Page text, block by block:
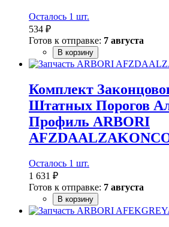
Осталось 1 шт.
534 ₽
Готов к отправке: 7 августа
В корзину
Комплект
Штатных Порогов
Профиль ARBORI
Осталось 1 шт.
1 631 ₽
Готов к отправке: 7 августа
В корзину